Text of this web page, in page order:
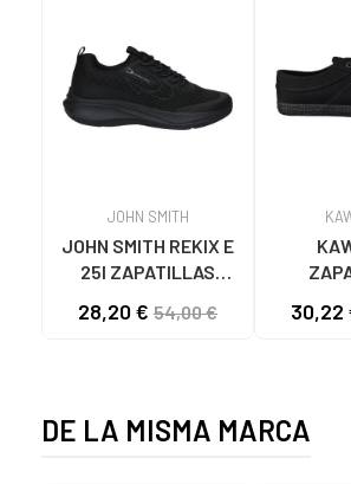
JOHN SMITH
JOHN SMITH REKIX E
25I ZAPATILLAS
NEGRO NEGRO
28,20 € 54,00 € 30,22
DE LA MISMA MARCA